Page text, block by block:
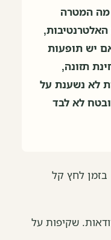
מה המטרה
יש תופעות
תזונה,
לא נשענת על
לא לבד
לחץ קל
שקיפות על